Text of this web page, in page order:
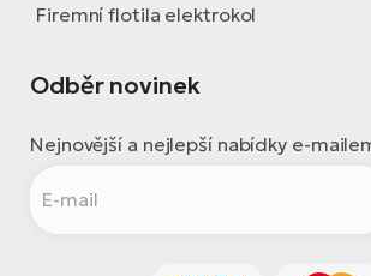
Firemní flotila elektrokol
Odběr novinek
Nejnovější a nejlepší nabídky e-